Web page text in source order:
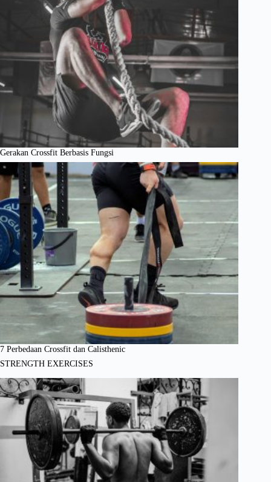
Gerakan Crossfit Berbasis Fungsi
7 Perbedaan Crossfit dan Calisthenic
STRENGTH EXERCISES